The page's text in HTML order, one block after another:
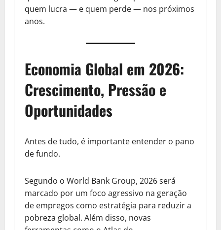
quem lucra — e quem perde — nos próximos
anos.
Economia Global em 2026:
Crescimento, Pressão e
Oportunidades
Antes de tudo, é importante entender o pano
de fundo.
Segundo o World Bank Group, 2026 será
marcado por um foco agressivo na geração
de empregos como estratégia para reduzir a
pobreza global. Além disso, novas